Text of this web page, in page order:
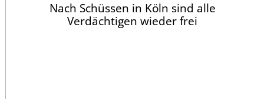
Nach Schüssen in Köln sind alle
Verdächtigen wieder frei